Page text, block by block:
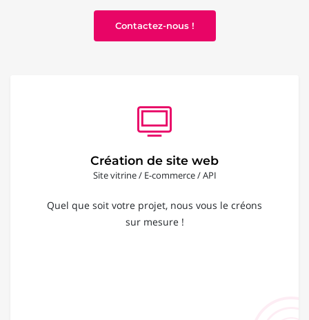
Contactez-nous !
Création de site web
Site vitrine / E-commerce / API
Quel que soit votre projet, nous vous le créons
sur mesure !